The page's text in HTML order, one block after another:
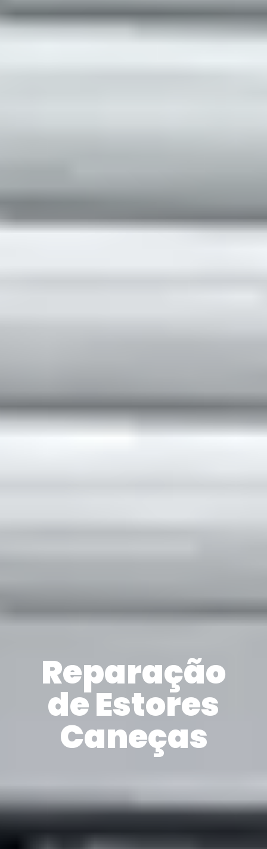
Reparação
de Estores
Caneças